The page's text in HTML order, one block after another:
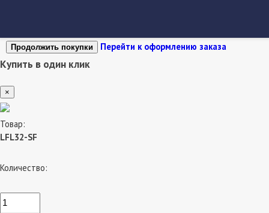
Продолжить покупки Перейти к оформлению заказа
Купить в один клик
×
Товар:
LFL32-SF
Количество: